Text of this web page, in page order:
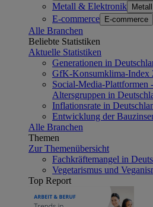
Metall & Elektronik
E-commerce E-commerce
Alle Branchen
Beliebte Statistiken
Aktuelle Statistiken
Generationen in
GfK-Konsumklima-Index
Social-Media-Plattformen
Altersgruppen in
Inflationsrate in
Entwicklung der
Alle Branchen
Themen
Zur Themenübersicht
Fachkräftemangel in
Vegetarismus und
Top Report